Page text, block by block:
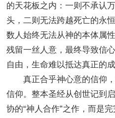
的天花板之内：一则不承认
头，二则无法跨越死亡的永
数人始终无法从神的本体属
残留一丝人意，最终导致信
自由，生命难以抵达真正的成
真正合乎神心意的信仰，
信仰。整本圣经从创世记到
协的“神人合作”之作，而是